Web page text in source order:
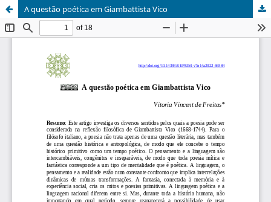
A questão poética em Giambattista Vico